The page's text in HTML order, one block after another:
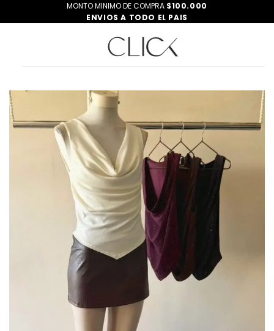
al
MONTO MINIMO DE COMPRA $100.000
ENVIOS A TODO EL PAIS